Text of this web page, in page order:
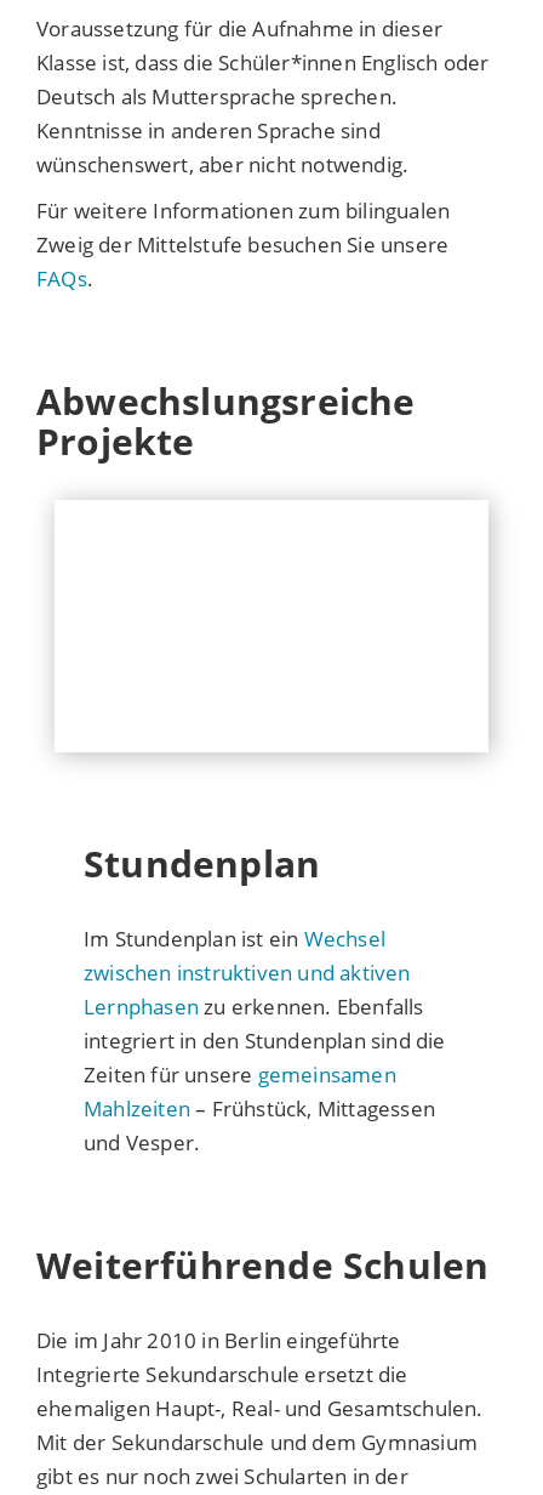
Voraussetzung für die Aufnahme in dieser
Klasse ist, dass die Schüler*innen Englisch oder
Deutsch als Muttersprache sprechen.
Kenntnisse in anderen Sprache sind
wünschenswert, aber nicht notwendig.
Für weitere Informationen zum bilingualen
Zweig der Mittelstufe besuchen Sie unsere
FAQs.
Abwechslungsreiche
Projekte
Stundenplan
Im Stundenplan ist ein Wechsel
zwischen instruktiven und aktiven
Lernphasen zu erkennen. Ebenfalls
integriert in den Stundenplan sind die
Zeiten für unsere gemeinsamen
Mahlzeiten – Frühstück, Mittagessen
und Vesper.
Weiterführende Schulen
Die im Jahr 2010 in Berlin eingeführte
Integrierte Sekundarschule ersetzt die
ehemaligen Haupt-, Real- und Gesamtschulen.
Mit der Sekundarschule und dem Gymnasium
gibt es nur noch zwei Schularten in der